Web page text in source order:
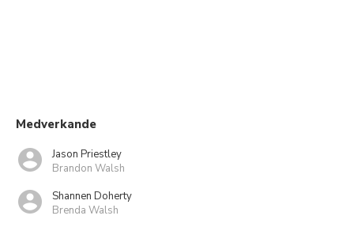
Medverkande
Jason Priestley
Brandon Walsh
Shannen Doherty
Brenda Walsh